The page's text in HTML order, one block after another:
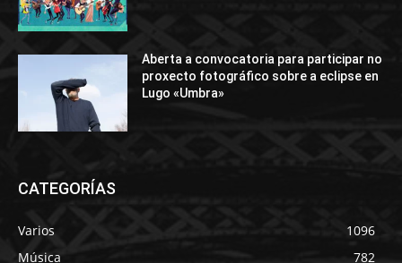
Aberta a convocatoria para participar no
proxecto fotográfico sobre a eclipse en
Lugo «Umbra»
CATEGORÍAS
Varios
1096
Música
782